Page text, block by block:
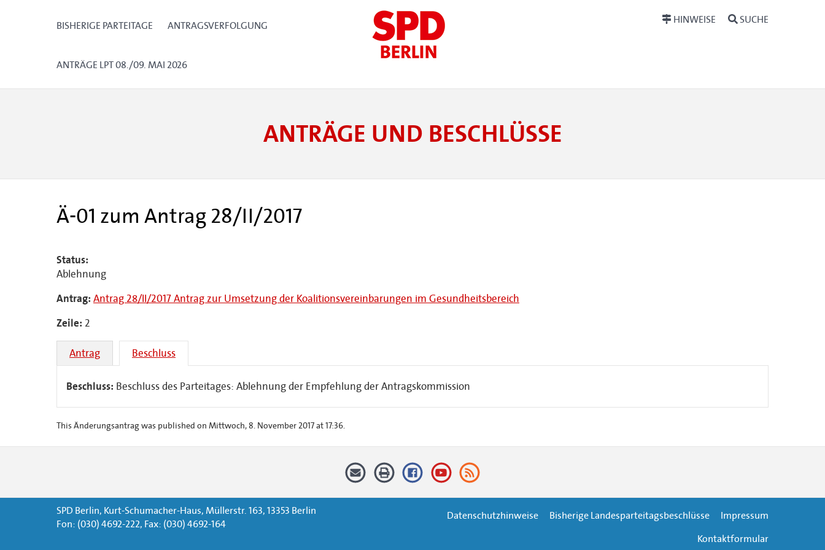
BISHERIGE PARTEITAGE ANTRAGSVERFOLGUNG
ANTRÄGE LPT 08./09. MAI 2026
HINWEISE SUCHE
ANTRÄGE UND BESCHLÜSSE
Ä-01 zum Antrag 28/II/2017
Status:
Ablehnung
Antrag: Antrag 28/II/2017 Antrag zur Umsetzung der Koalitionsvereinbarungen im Gesundheitsbereich
Zeile: 2
Antrag Beschluss
Beschluss: Beschluss des Parteitages: Ablehnung der Empfehlung der Antragskommission
This Änderungsantrag was published on Mittwoch, 8. November 2017 at 17:36.
SPD Berlin, Kurt-Schumacher-Haus, Müllerstr. 163, 13353 Berlin
Fon: (030) 4692-222, Fax: (030) 4692-164
Datenschutzhinweise Bisherige Landesparteitagsbeschlüsse
Impressum
Kontaktformular